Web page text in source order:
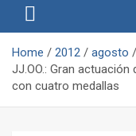
Home 2012 agosto
JJ.OO.: Gran
con cuatro medallas